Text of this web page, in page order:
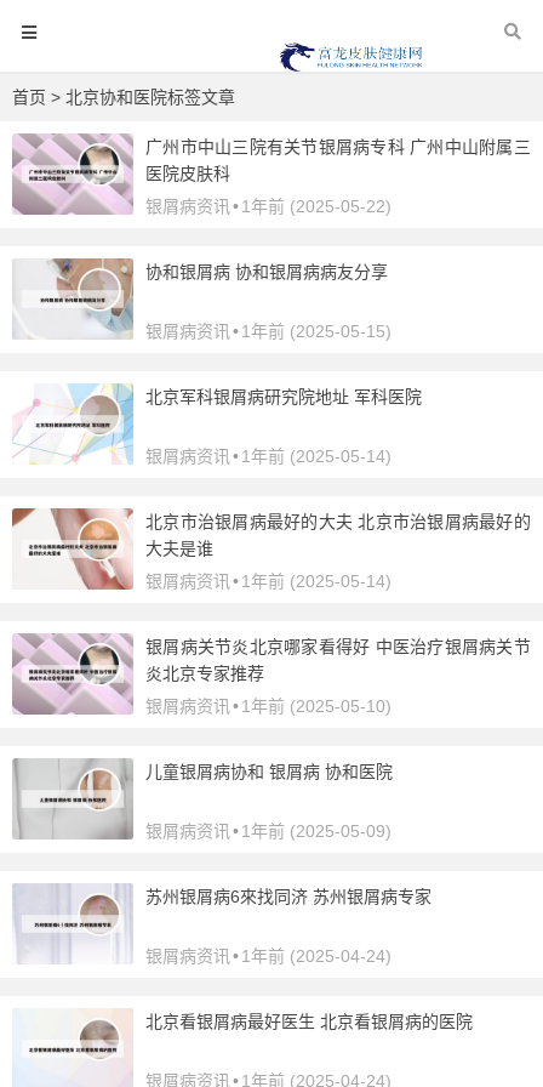
首页 > 北京协和医院标签文章
广州市中山三院有关节银屑病专科 广州中山附属三
医院皮肤科
银屑病资讯 •1年前 (2025-05-22)
协和银屑病 协和银屑病病友分享
银屑病资讯 •1年前 (2025-05-15)
北京军科银屑病研究院地址 军科医院
银屑病资讯 •1年前 (2025-05-14)
北京市治银屑病最好的大夫 北京市治银屑病最好的
大夫是谁
银屑病资讯 •1年前 (2025-05-14)
银屑病关节炎北京哪家看得好 中医治疗银屑病关节
炎北京专家推荐
银屑病资讯 •1年前 (2025-05-10)
儿童银屑病协和 银屑病 协和医院
银屑病资讯 •1年前 (2025-05-09)
苏州银屑病6來找同济 苏州银屑病专家
银屑病资讯 •1年前 (2025-04-24)
北京看银屑病最好医生 北京看银屑病的医院
银屑病资讯 •1年前 (2025-04-24)